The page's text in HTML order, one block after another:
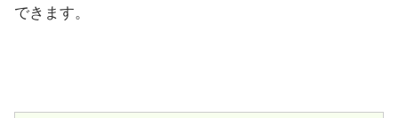
できます。